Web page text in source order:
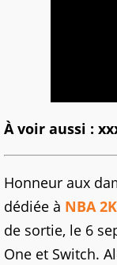
À voir aussi :
Honneur aux
dédiée à NBA
de sortie, le 6
One et Switch.